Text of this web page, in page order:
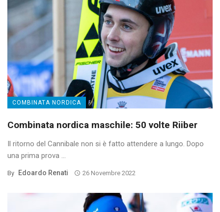
COMBINATA NORDICA
Combinata nordica maschile: 50 volte Riiber
Il ritorno del Cannibale non si è fatto attendere a lungo. Dopo
una prima prova ...
By Edoardo Renati 26 Novembre 2022